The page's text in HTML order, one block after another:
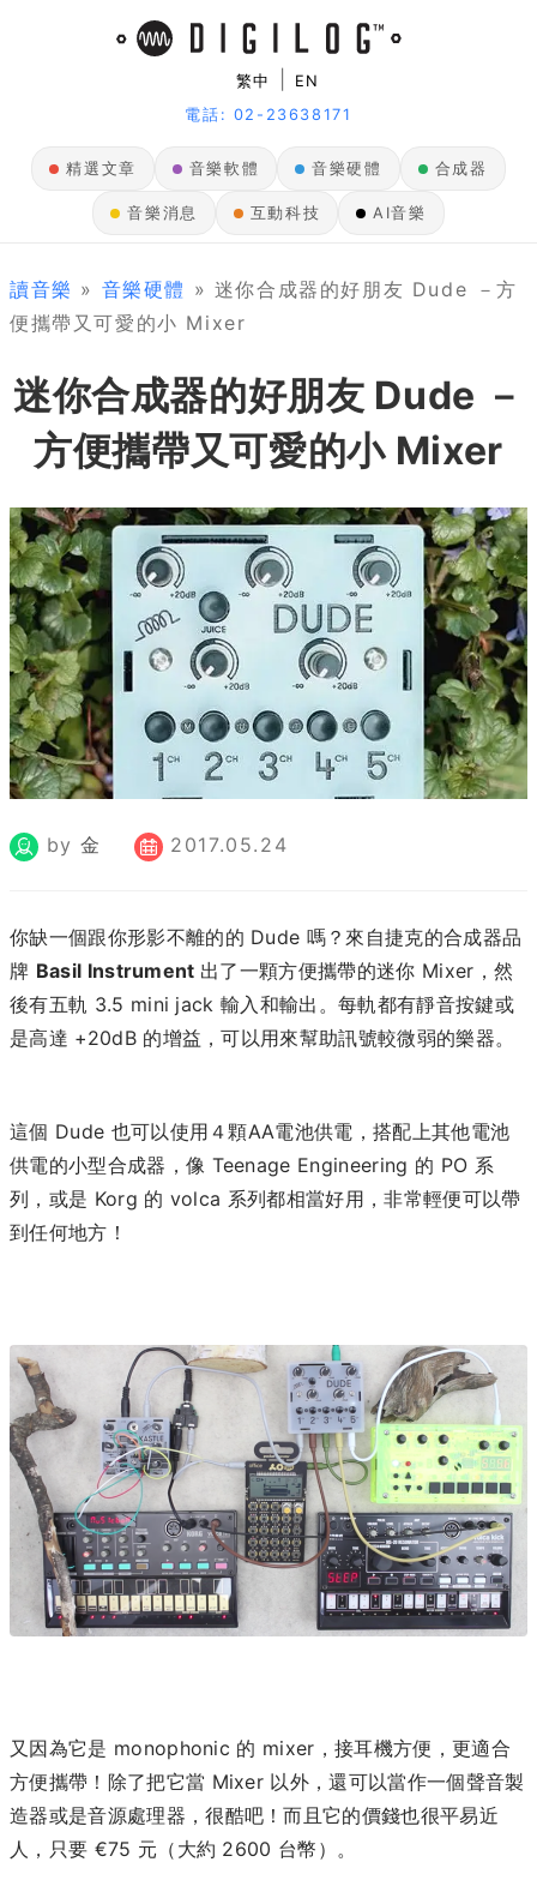
繁中
EN
電話: 02-23638171
精選文章 音樂軟體 音樂硬體 合成器
音樂消息 互動科技 AI音樂
讀音樂 » 音樂硬體 » 迷你合成器的好朋友 Dude －方
便攜帶又可愛的小 Mixer
迷你合成器的好朋友 Dude －
方便攜帶又可愛的小 Mixer
by金 2017.05.24
你缺一個跟你形影不離的的 Dude 嗎？來自捷克的合成器品
牌 Basil Instrument 出了一顆方便攜帶的迷你 Mixer，然
後有五軌 3.5 mini jack 輸入和輸出。每軌都有靜音按鍵或
是高達 +20dB 的增益，可以用來幫助訊號較微弱的樂器。
這個 Dude 也可以使用４顆AA電池供電，搭配上其他電池
供電的小型合成器，像 Teenage Engineering 的 PO 系
列，或是 Korg 的 volca 系列都相當好用，非常輕便可以帶
到任何地方！
又因為它是 monophonic 的 mixer，接耳機方便，更適合
方便攜帶！除了把它當 Mixer 以外，還可以當作一個聲音製
造器或是音源處理器，很酷吧！而且它的價錢也很平易近
人，只要 €75 元（大約 2600 台幣）。